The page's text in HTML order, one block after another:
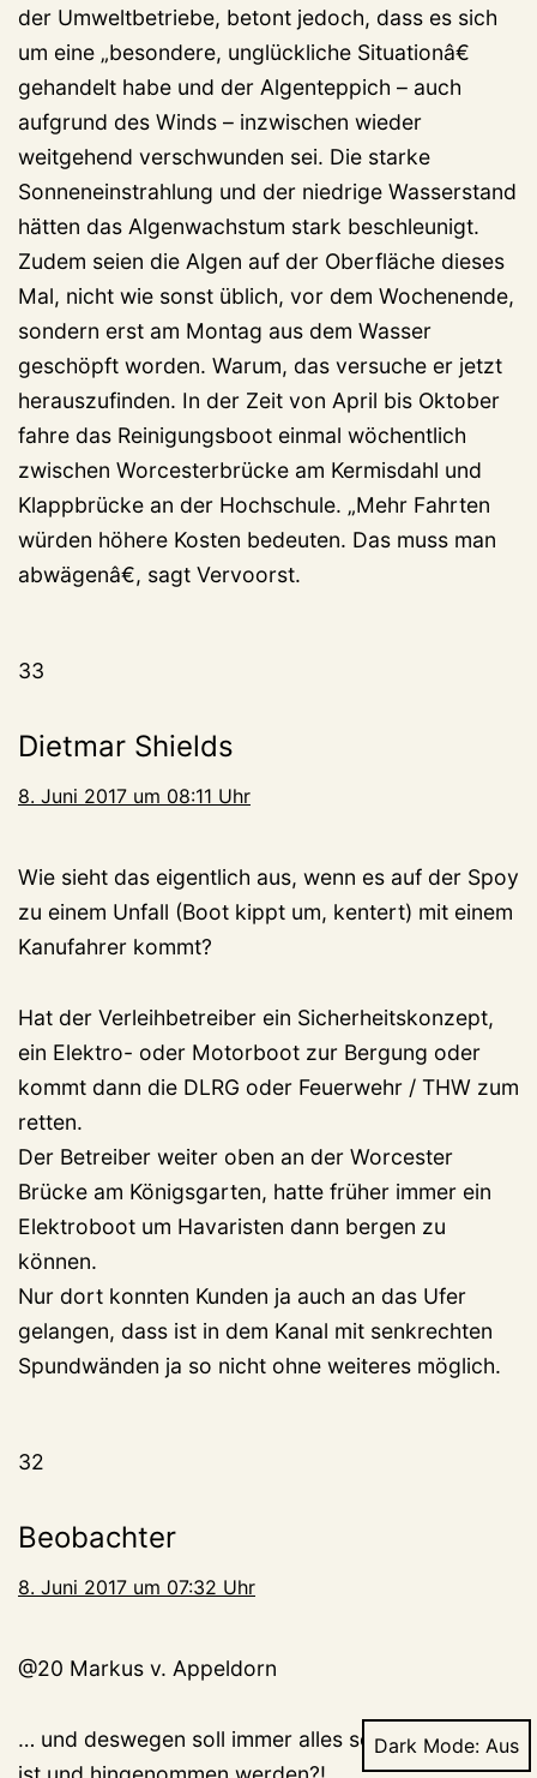
der Umweltbetriebe, betont jedoch, dass es sich
um eine „besondere, unglückliche Situationâ€
gehandelt habe und der Algenteppich – auch
aufgrund des Winds – inzwischen wieder
weitgehend verschwunden sei. Die starke
Sonneneinstrahlung und der niedrige Wasserstand
hätten das Algenwachstum stark beschleunigt.
Zudem seien die Algen auf der Oberfläche dieses
Mal, nicht wie sonst üblich, vor dem Wochenende,
sondern erst am Montag aus dem Wasser
geschöpft worden. Warum, das versuche er jetzt
herauszufinden. In der Zeit von April bis Oktober
fahre das Reinigungsboot einmal wöchentlich
zwischen Worcesterbrücke am Kermisdahl und
Klappbrücke an der Hochschule. „Mehr Fahrten
würden höhere Kosten bedeuten. Das muss man
abwägenâ€, sagt Vervoorst.
33
Dietmar Shields
8. Juni 2017 um 08:11 Uhr
Wie sieht das eigentlich aus, wenn es auf der Spoy
zu einem Unfall (Boot kippt um, kentert) mit einem
Kanufahrer kommt?
Hat der Verleihbetreiber ein Sicherheitskonzept,
ein Elektro- oder Motorboot zur Bergung oder
kommt dann die DLRG oder Feuerwehr / THW zum
retten.
Der Betreiber weiter oben an der Worcester
Brücke am Königsgarten, hatte früher immer ein
Elektroboot um Havaristen dann bergen zu
können.
Nur dort konnten Kunden ja auch an das Ufer
gelangen, dass ist in dem Kanal mit senkrechten
Spundwänden ja so nicht ohne weiteres möglich.
32
Beobachter
8. Juni 2017 um 07:32 Uhr
@20 Markus v. Appeldorn
… und deswegen soll immer alles so bleiben wie es
Dark Mode: